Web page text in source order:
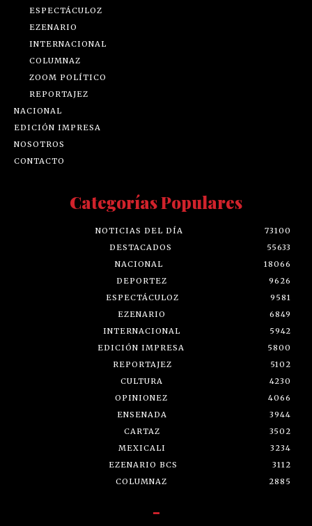
ESPECTÁCULOZ
EZENARIO
INTERNACIONAL
COLUMNAZ
ZOOM POLÍTICO
REPORTAJEZ
NACIONAL
EDICIÓN IMPRESA
NOSOTROS
CONTACTO
Categorías Populares
NOTICIAS DEL DÍA
73100
DESTACADOS
55633
NACIONAL
18066
DEPORTEZ
9626
ESPECTÁCULOZ
9581
EZENARIO
6849
INTERNACIONAL
5942
EDICIÓN IMPRESA
5800
REPORTAJEZ
5102
CULTURA
4230
OPINIONEZ
4066
ENSENADA
3944
CARTAZ
3502
MEXICALI
3234
EZENARIO BCS
3112
COLUMNAZ
2885
-